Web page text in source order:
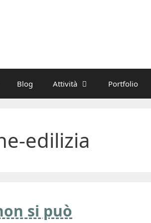
Blog Attività Portfolio
edilizia
si può